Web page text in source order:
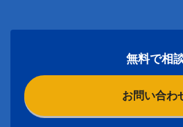
無料で相
お問い合わ